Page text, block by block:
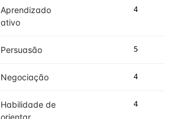
Aprendizado
ativo
4
Persuasão 5
Negociação 4
Habilidade de
orientar
4